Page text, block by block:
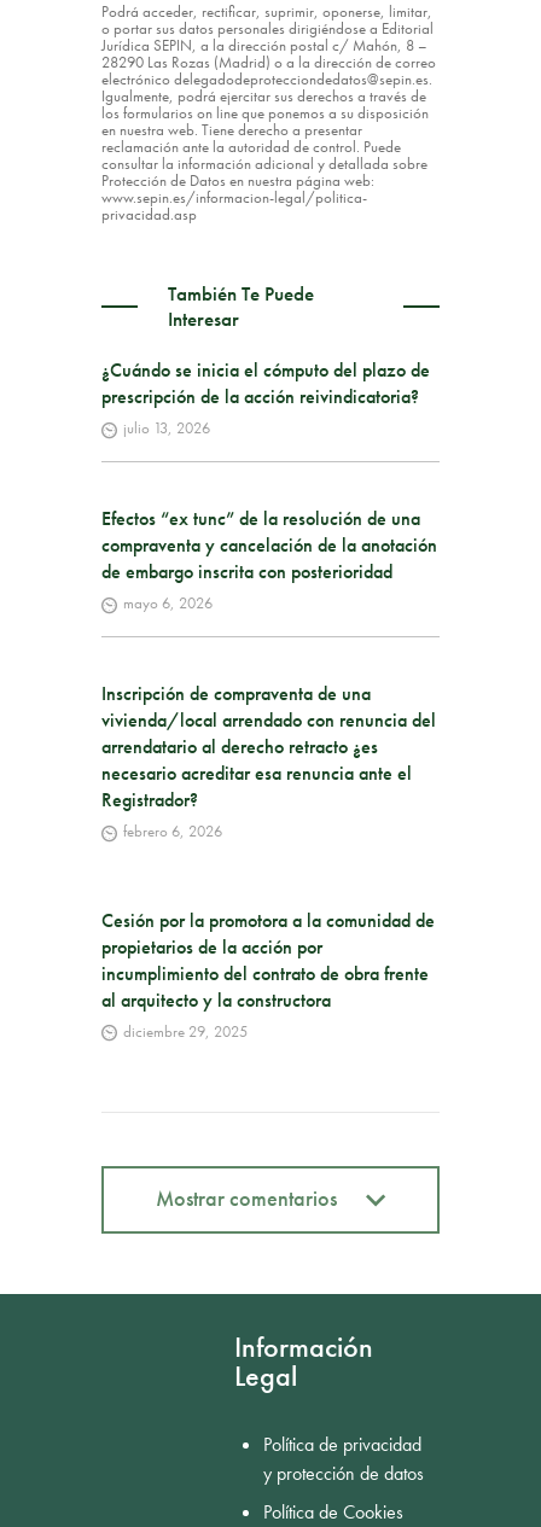
Podrá acceder, rectificar, suprimir, oponerse, limitar,
o portar sus datos personales dirigiéndose a Editorial
Jurídica SEPIN, a la dirección postal c/ Mahón, 8 –
28290 Las Rozas (Madrid) o a la dirección de correo
electrónico delegadodeprotecciondedatos@sepin.es.
Igualmente, podrá ejercitar sus derechos a través de
los formularios on line que ponemos a su disposición
en nuestra web. Tiene derecho a presentar
reclamación ante la autoridad de control. Puede
consultar la información adicional y detallada sobre
Protección de Datos en nuestra página web:
www.sepin.es/informacion-legal/politica-
privacidad.asp
También Te Puede
Interesar
¿Cuándo se inicia el cómputo del plazo de
prescripción de la acción reivindicatoria?
julio 13, 2026
Efectos “ex tunc” de la resolución de una
compraventa y cancelación de la anotación
de embargo inscrita con posterioridad
mayo 6, 2026
Inscripción de compraventa de una
vivienda/local arrendado con renuncia del
arrendatario al derecho retracto ¿es
necesario acreditar esa renuncia ante el
Registrador?
febrero 6, 2026
Cesión por la promotora a la comunidad de
propietarios de la acción por
incumplimiento del contrato de obra frente
al arquitecto y la constructora
diciembre 29, 2025
Mostrar comentarios
Información
Legal
Política de privacidad
y protección de datos
Política de Cookies